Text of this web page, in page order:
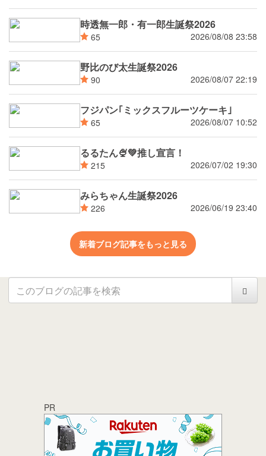
時透無一郎・有一郎生誕祭2026
65 2026/08/08 23:58
野比のび太生誕祭2026
90 2026/08/07 22:19
フジパン｢ミックスフルーツケーキ｣
65 2026/08/07 10:52
るるたん🍨‪💚推し宣言！
215 2026/07/02 19:30
みらちゃん生誕祭2026
226 2026/06/19 23:40
新着ブログ記事をもっと見る
PR